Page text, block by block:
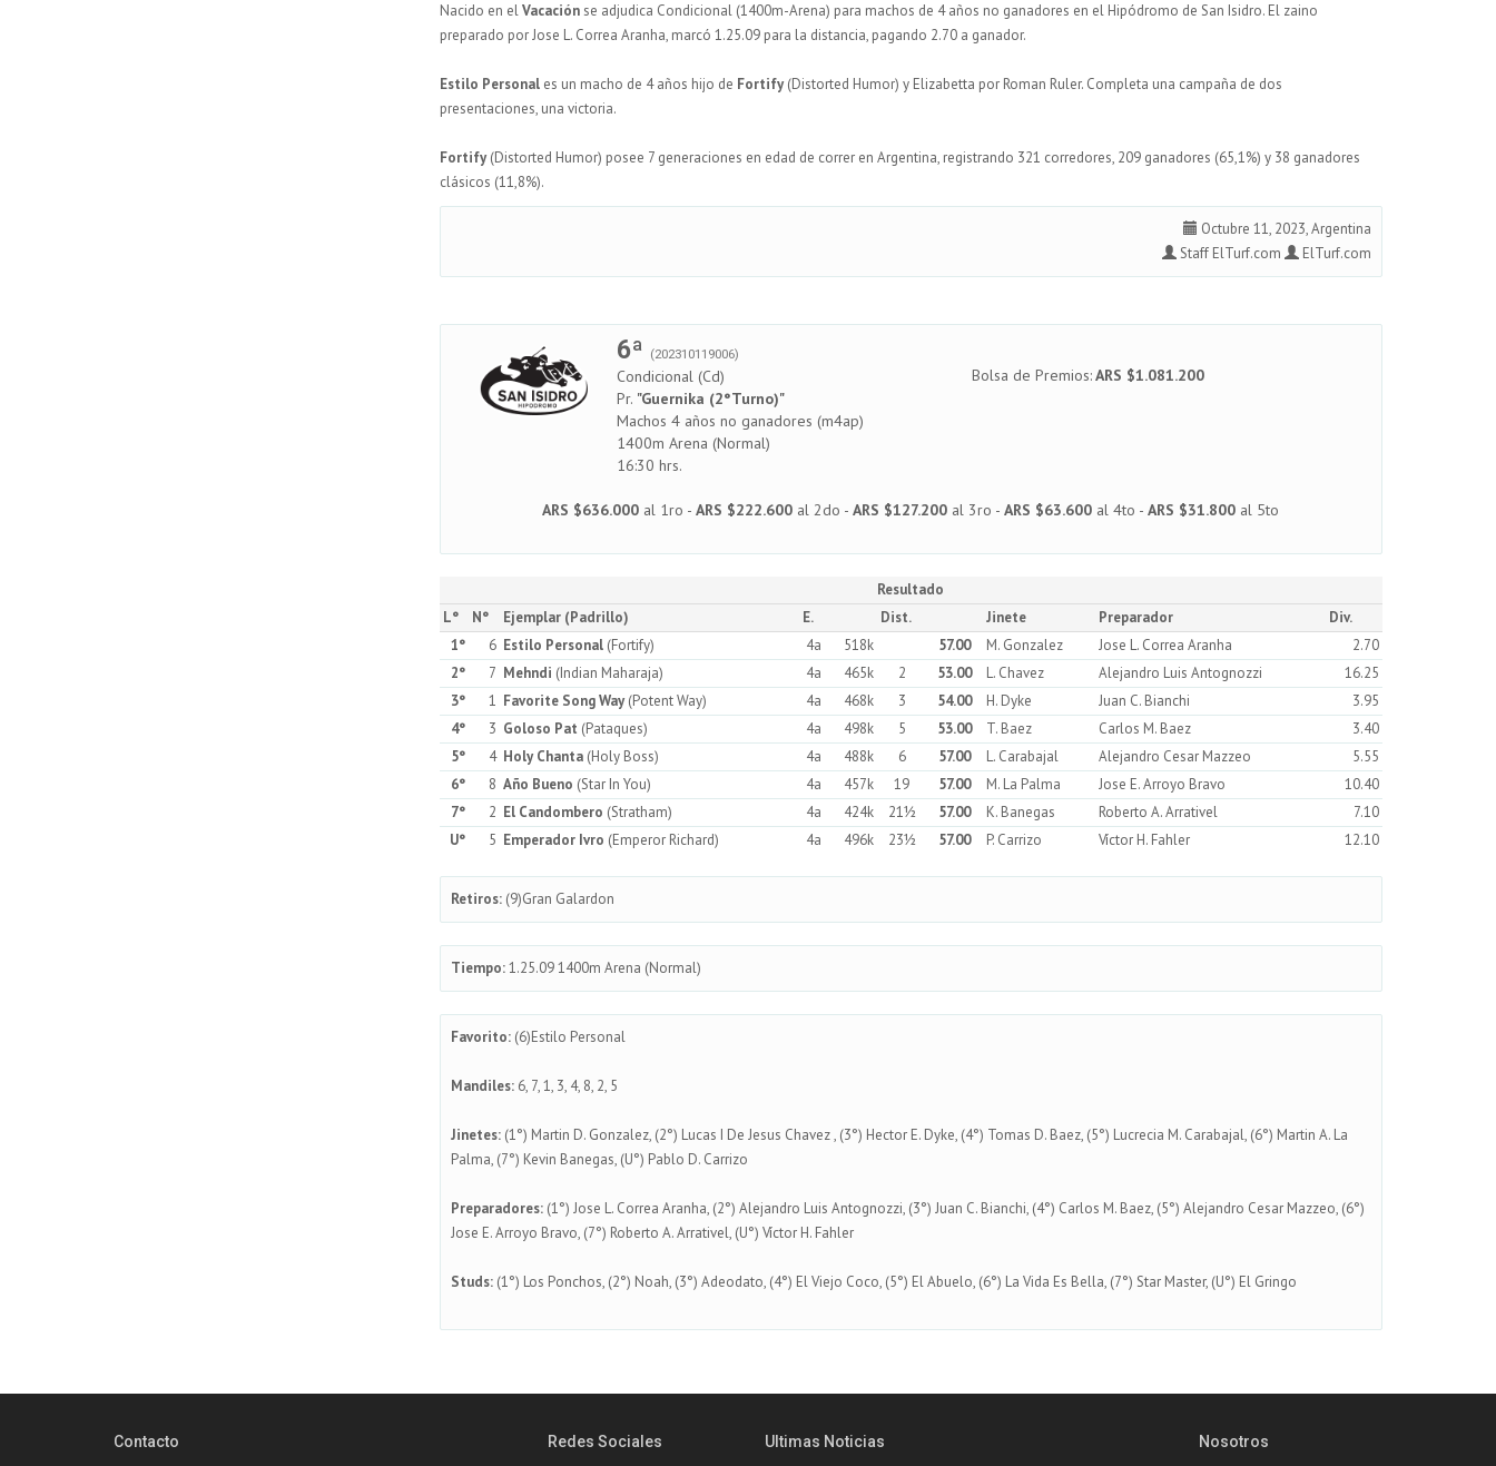
Nacido en elVacaciónse adjudica Condicional (1400m-Arena) para machos de 4 años no ganadores en el Hipódromo de San Isidro. El zaino
preparado por Jose L. Correa Aranha, marcó 1.25.09 para la distancia, pagando 2.70 a ganador.
Estilo Personales un macho de 4 años hijo de Fortify(Distorted Humor) y Elizabetta por Roman Ruler. Completa una campaña de dos
presentaciones, una victoria.
Fortify(Distorted Humor) posee 7 generaciones en edad de correr en Argentina, registrando 321 corredores, 209 ganadores (65,1%) y 38 ganadores
clásicos (11,8%).
Octubre 11, 2023, Argentina
Staff ElTurf.com
ElTurf.com
6ª (202310119006)
Condicional (Cd)
Pr. "Guernika (2°Turno)"
Machos 4 años no ganadores (m4ap)
1400m Arena (Normal)
16:30 hrs.
Bolsa de Premios:ARS $1.081.200
ARS $636.000 al 1ro - ARS $222.600 al 2do - ARS $127.200 al 3ro - ARS $63.600 al 4to - ARS $31.800 al 5to
Resultado
L°
N° Ejemplar (Padrillo) E. Dist. Jinete Preparador
Div.
1°
6 Estilo Personal (Fortify) 4a 518k 57.00 M. Gonzalez Jose L. Correa Aranha
2.70
2°
7 Mehndi (Indian Maharaja) 4a 465k 2 53.00 L. Chavez Alejandro Luis Antognozzi
16.25
3°
1 Favorite Song Way (Potent Way) 4a 468k 3 54.00 H. Dyke Juan C. Bianchi
3.95
4°
3 Goloso Pat (Pataques) 4a 498k 5 53.00 T. Baez Carlos M. Baez
3.40
5°
4 Holy Chanta (Holy Boss) 4a 488k 6 57.00 L. Carabajal Alejandro Cesar Mazzeo
5.55
6°
8 Año Bueno (Star In You) 4a 457k 19 57.00 M. La Palma Jose E. Arroyo Bravo
10.40
7°
2 El Candombero (Stratham) 4a 424k 21½ 57.00 K. Banegas Roberto A. Arrativel
7.10
U°
5 Emperador Ivro (Emperor Richard) 4a 496k 23½ 57.00 P. Carrizo Víctor H. Fahler 12.10
Retiros:(9)Gran Galardon
Tiempo:1.25.09 1400m Arena (Normal)
Favorito:(6)Estilo Personal
Mandiles:6, 7, 1, 3, 4, 8, 2, 5
Jinetes:(1°) Martin D. Gonzalez, (2°) Lucas I De Jesus Chavez , (3°) Hector E. Dyke, (4°) Tomas D. Baez, (5°) Lucrecia M. Carabajal, (6°) Martin A. La
Palma, (7°) Kevin Banegas, (U°) Pablo D. Carrizo
Preparadores:(1°) Jose L. Correa Aranha, (2°) Alejandro Luis Antognozzi, (3°) Juan C. Bianchi, (4°) Carlos M. Baez, (5°) Alejandro Cesar Mazzeo, (6°)
Jose E. Arroyo Bravo, (7°) Roberto A. Arrativel, (U°) Víctor H. Fahler
Studs:(1°) Los Ponchos, (2°) Noah, (3°) Adeodato, (4°) El Viejo Coco, (5°) El Abuelo, (6°) La Vida Es Bella, (7°) Star Master, (U°) El Gringo
Contacto Redes Sociales Ultimas Noticias Nosotros